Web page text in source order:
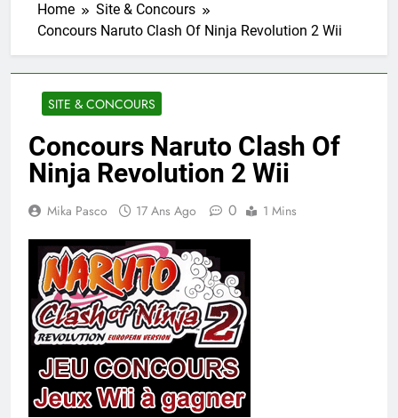
Home
Site & Concours
Concours Naruto Clash Of Ninja Revolution 2 Wii
SITE & CONCOURS
Concours Naruto Clash Of
Ninja Revolution 2 Wii
Mika Pasco 17 Ans Ago 0 1 Mins